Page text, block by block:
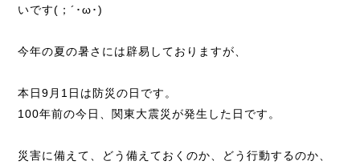
いです(；´･ω･)
今年の夏の暑さには辟易しておりますが、
本日9月1日は防災の日です。
100年前の今日、関東大震災が発生した日です。
災害に備えて、どう備えておくのか、どう行動するのか、